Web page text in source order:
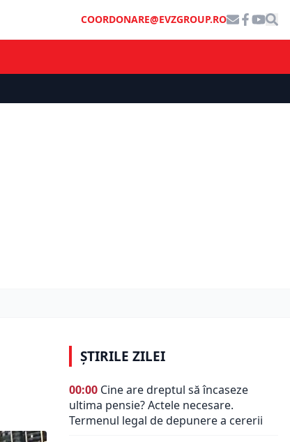
COORDONARE@EVZGROUP.RO
ȘTIRILE ZILEI
00:00 Cine are dreptul să încaseze
ultima pensie? Actele necesare.
Termenul legal de depunere a cererii